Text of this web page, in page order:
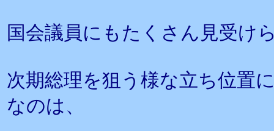
国会議員にもたくさん見受け
次期総理を狙う様な立ち位置
なのは、